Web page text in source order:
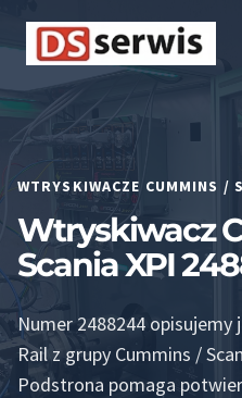
do
WTRYSKIWACZE CUMMINS /
Wtryskiwacz
Scania XPI
Numer 2488244 opisujemy
Rail z grupy Cummins /
Podstrona pomaga